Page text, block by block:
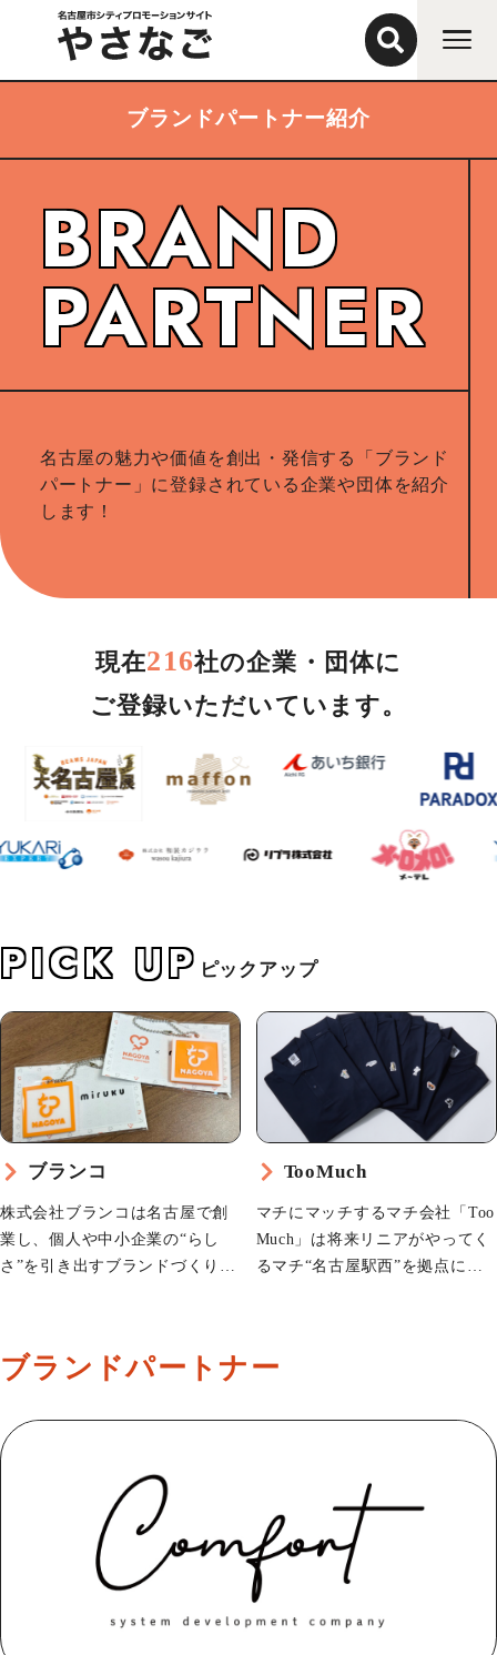
ブランドパートナー紹介
BRAND
PARTNER
名古屋の魅力や価値を創出・発信する「ブランド
パートナー」に登録されている企業や団体を紹介
します！
現在216社の企業・団体に
ご登録いただいています。
PICK UP ピックアップ
ブランコ
株式会社ブランコは名古屋で創
業し、個人や中小企業の“らし
さ”を引き出すブランドづくりを
企業として歩んできました。短
TooMuch
マチにマッチするマチ会社「Too
Much」は将来リニアがやってく
るマチ“名古屋駅西”を拠点に名
ちづくり的なあれこれ…
ブランドパートナー